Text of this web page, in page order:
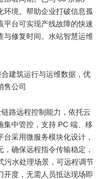
环境。帮助企业打破信息孤
平台可实现产线故障的快速
与修复时间。水站智慧运维
建筑运行与运维数据，优
售公司
路远程控制能力，依托云
集中管控，支持 PC 端、移
采用微服务模块化设计，
确保远程指令传输稳定，
污水处理场景，可远程调节
开度，无需人员抵达现场即